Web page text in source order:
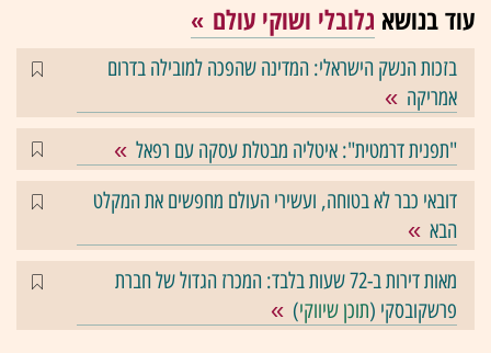
עוד בנושא גלובלי ושוקי עולם
בזכות הנשק הישראלי: המדינה שהפכה למובילה בדרום
אמריקה
"תפנית דרמטית": איטליה מבטלת עסקה עם רפאל
דובאי כבר לא בטוחה, ועשירי העולם מחפשים את המקלט
הבא
מאות דירות ב-72 שעות בלבד: המכרז הגדול של חברת
פרשקובסקי (תוכן שיווקי)